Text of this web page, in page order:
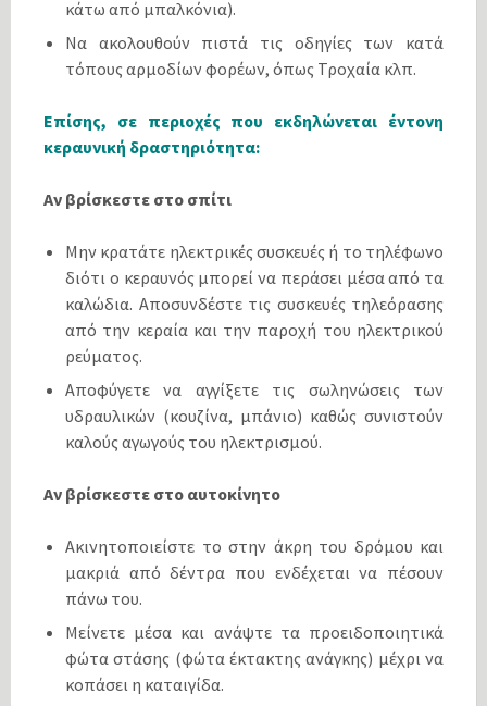
κάτω από μπαλκόνια).
Να ακολουθούν πιστά τις οδηγίες των κατά
τόπους αρμοδίων φορέων, όπως Τροχαία κλπ.
Επίσης, σε περιοχές που εκδηλώνεται έντονη
κεραυνική δραστηριότητα:
Αν βρίσκεστε στο σπίτι
Μην κρατάτε ηλεκτρικές συσκευές ή το τηλέφωνο
διότι ο κεραυνός μπορεί να περάσει μέσα από τα
καλώδια. Αποσυνδέστε τις συσκευές τηλεόρασης
από την κεραία και την παροχή του ηλεκτρικού
ρεύματος.
Αποφύγετε να αγγίξετε τις σωληνώσεις των
υδραυλικών (κουζίνα, μπάνιο) καθώς συνιστούν
καλούς αγωγούς του ηλεκτρισμού.
Αν βρίσκεστε στο αυτοκίνητο
Ακινητοποιείστε το στην άκρη του δρόμου και
μακριά από δέντρα που ενδέχεται να πέσουν
πάνω του.
Μείνετε μέσα και ανάψτε τα προειδοποιητικά
φώτα στάσης (φώτα έκτακτης ανάγκης) μέχρι να
κοπάσει η καταιγίδα.